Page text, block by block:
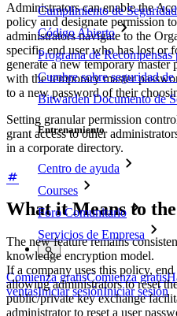
Cumplimiento de Seguridad
Código Abierto
Programa de Recompensas
Cumbre sobre seguridad
Bitwarden Documento de
Entrenamiento
Centro de ayuda
Courses
Foro Comunitario
Servicios de Empresa
Comienza gratisComienza gratis
ventasIniciar sesiónIniciar sesión
Administrators can enable the
policy and designate permission
administrators navigate to the
specific end user who has lost or
generate a new temporary
with the temporary master
to a new password of their
Setting granular permission
grant access to other
in a corporate directory.
What it Means to
The new feature remains
knowledge encryption model.
If a company uses this policy,
allowing administrators to reset
public/private key exchange
administrator to reset a user